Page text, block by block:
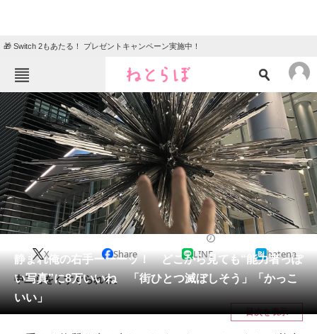
🎁 Switch 2もあたる！ プレゼントキャンペーン実施中！
ねとらぼメニュー
TOP ニュース
エンタメ クイズ
グルメ 地域
住まい 教育・育児
動物 リサーチ
会員記事
メディア
注目記事を集めた総合ページ
静まれ俺の右手ーーーッ！ どこから見ても“能力者っぽ
い写真”に8万いいね 「街ひとつ滅ぼしそう」「かっこ
いい」
X Share LINE hatena
中二心をくすぐられる。
目次を表示